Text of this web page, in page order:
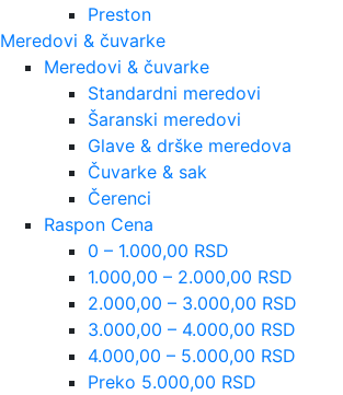
Preston
Meredovi & čuvarke
Meredovi & čuvarke
Standardni meredovi
Šaranski meredovi
Glave & drške meredova
Čuvarke & sak
Čerenci
Raspon Cena
0 – 1.000,00 RSD
1.000,00 – 2.000,00 RSD
2.000,00 – 3.000,00 RSD
3.000,00 – 4.000,00 RSD
4.000,00 – 5.000,00 RSD
Preko 5.000,00 RSD